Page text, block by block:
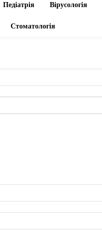
Педіатрія Вірусологія
Стоматологія